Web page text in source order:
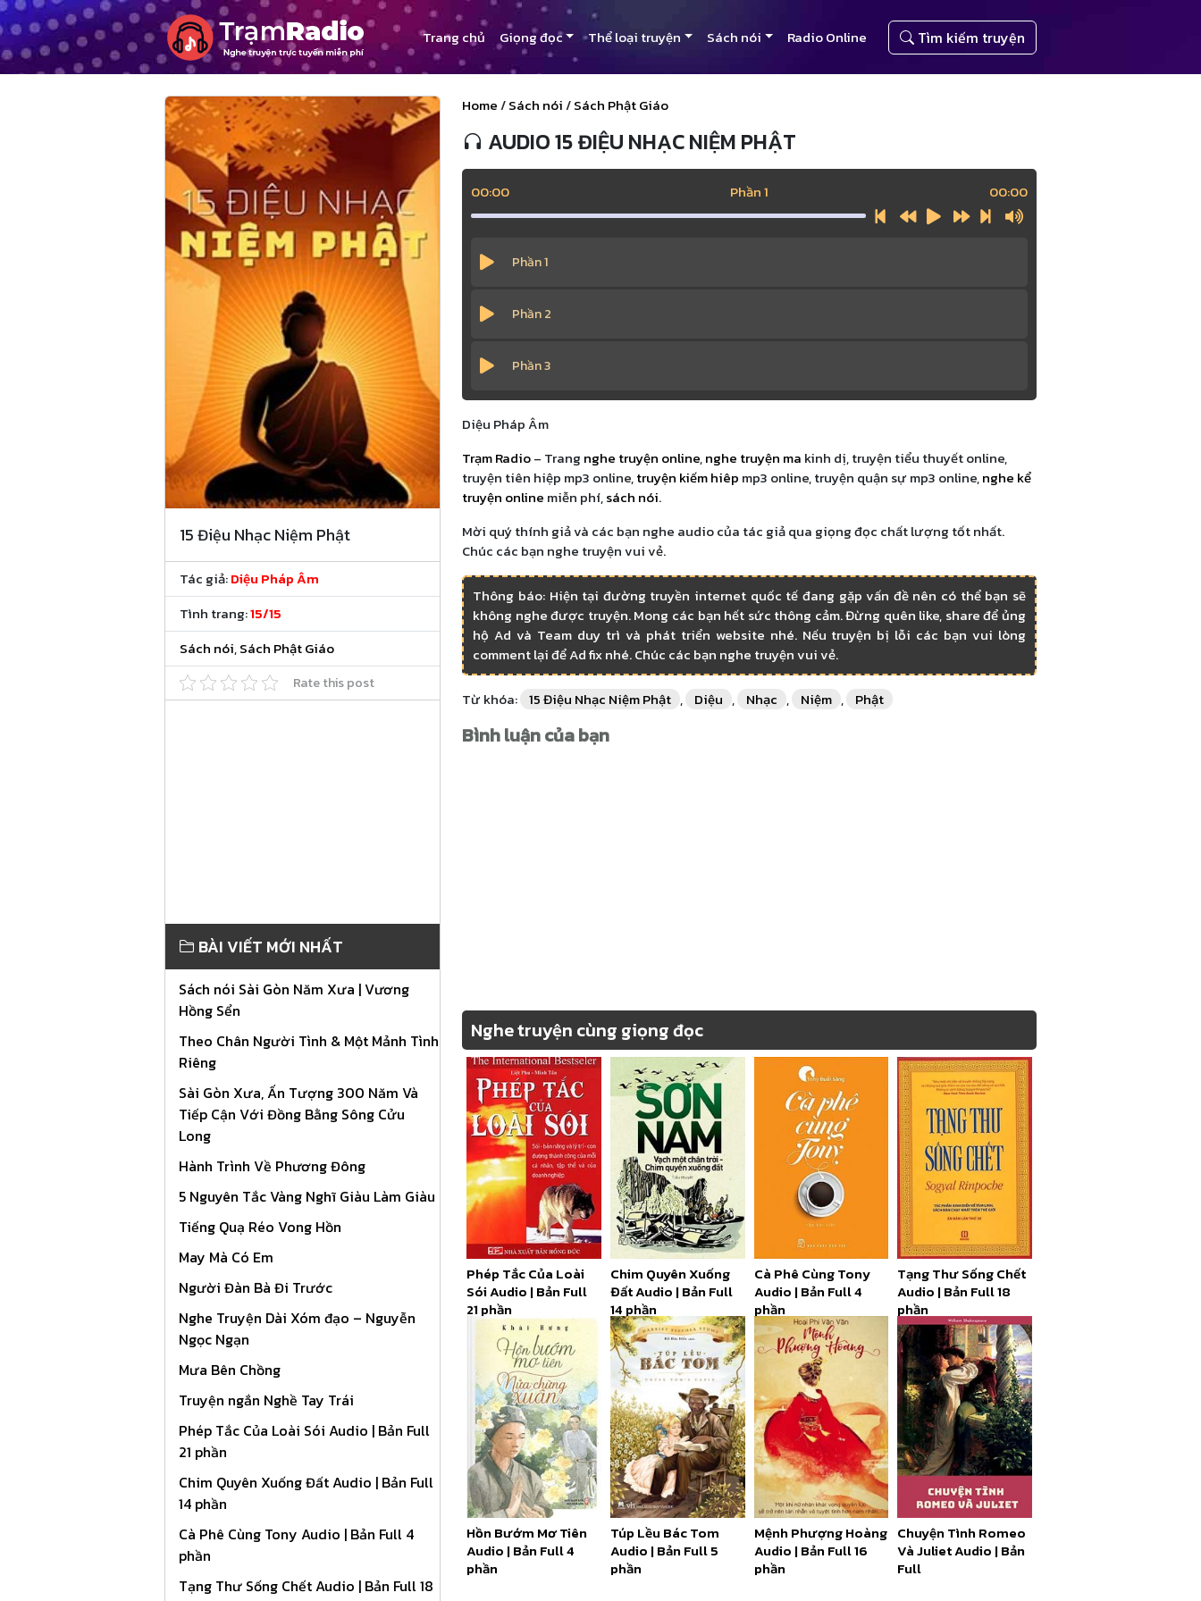
Trang chủ Giọng đọc Thể loại truyện Sách nói Radio Online Tìm kiếm truyện
15 Điệu Nhạc Niệm Phật
Tác giả:Diệu Pháp Âm
Tình trang:15/15
Sách nói,Sách Phật Giáo
Rate this post
BÀI VIẾT MỚI NHẤT
Sách nói Sài Gòn Năm Xưa | Vương
Hồng Sển
Theo Chân Người Tình & Một Mảnh Tình
Riêng
Sài Gòn Xưa, Ấn Tượng 300 Năm Và
Tiếp Cận Với Đồng Bằng Sông Cửu
Long
Hành Trình Về Phương Đông
5 Nguyên Tắc Vàng Nghĩ Giàu Làm Giàu
Tiếng Quạ Réo Vong Hồn
May Mà Có Em
Người Đàn Bà Đi Trước
Nghe Truyện Dài Xóm đạo – Nguyễn
Ngọc Ngạn
Mưa Bên Chồng
Truyện ngắn Nghề Tay Trái
Phép Tắc Của Loài Sói Audio | Bản Full
21 phần
Chim Quyên Xuống Đất Audio | Bản Full
14 phần
Cà Phê Cùng Tony Audio | Bản Full 4
phần
Tạng Thư Sống Chết Audio | Bản Full 18
Home/Sách nói/Sách Phật Giáo
AUDIO 15 ĐIỆU NHẠC NIỆM PHẬT
00:00 Phần 1 00:00
Phần 1
Phần 2
Phần 3
Phần 4
Phần 5
Phần 7
Phần 8
Phần 9
Phần 10
Diệu Pháp Âm
Trạm Radio– Trang nghe truyện online,nghe truyện ma kinh dị, truyện tiểu thuyết online,
truyện tiên hiệp mp3 online,truyện kiếm hiêp mp3 online, truyện quận sự mp3 online,nghe kể
truyện online miễn phí,sách nói.
Mời quý thính giả và các bạn nghe audio của tác giả qua giọng đọc chất lượng tốt nhất.
Chúc các bạn nghe truyện vui vẻ.
Thông báo: Hiện tại đường truyền internet quốc tế đang gặp vấn đề nên có thể bạn sẽ
không nghe được truyện. Mong các bạn hết sức thông cảm. Đừng quên like, share để ủng
hộ Ad và Team duy trì và phát triển website nhé. Nếu truyện bị lỗi các bạn vui lòng
comment lại để Ad fix nhé. Chúc các bạn nghe truyện vui vẻ.
Từ khóa: 15 Điệu Nhạc Niệm Phật , Diệu , Nhạc , Niệm , Phật
Bình luận của bạn
Nghe truyện cùng giọng đọc
Phép Tắc Của Loài
Sói Audio | Bản Full
21 phần
Chim Quyên Xuống
Đất Audio | Bản Full
14 phần
Cà Phê Cùng Tony
Audio | Bản Full 4
phần
Tạng Thư Sống Chết
Audio | Bản Full 18
phần
Hồn Bướm Mơ Tiên
Audio | Bản Full 4
phần
Túp Lều Bác Tom
Audio | Bản Full 5
phần
Mệnh Phượng Hoàng
Audio | Bản Full 16
phần
Chuyện Tình Romeo
Và Juliet Audio | Bản
Full